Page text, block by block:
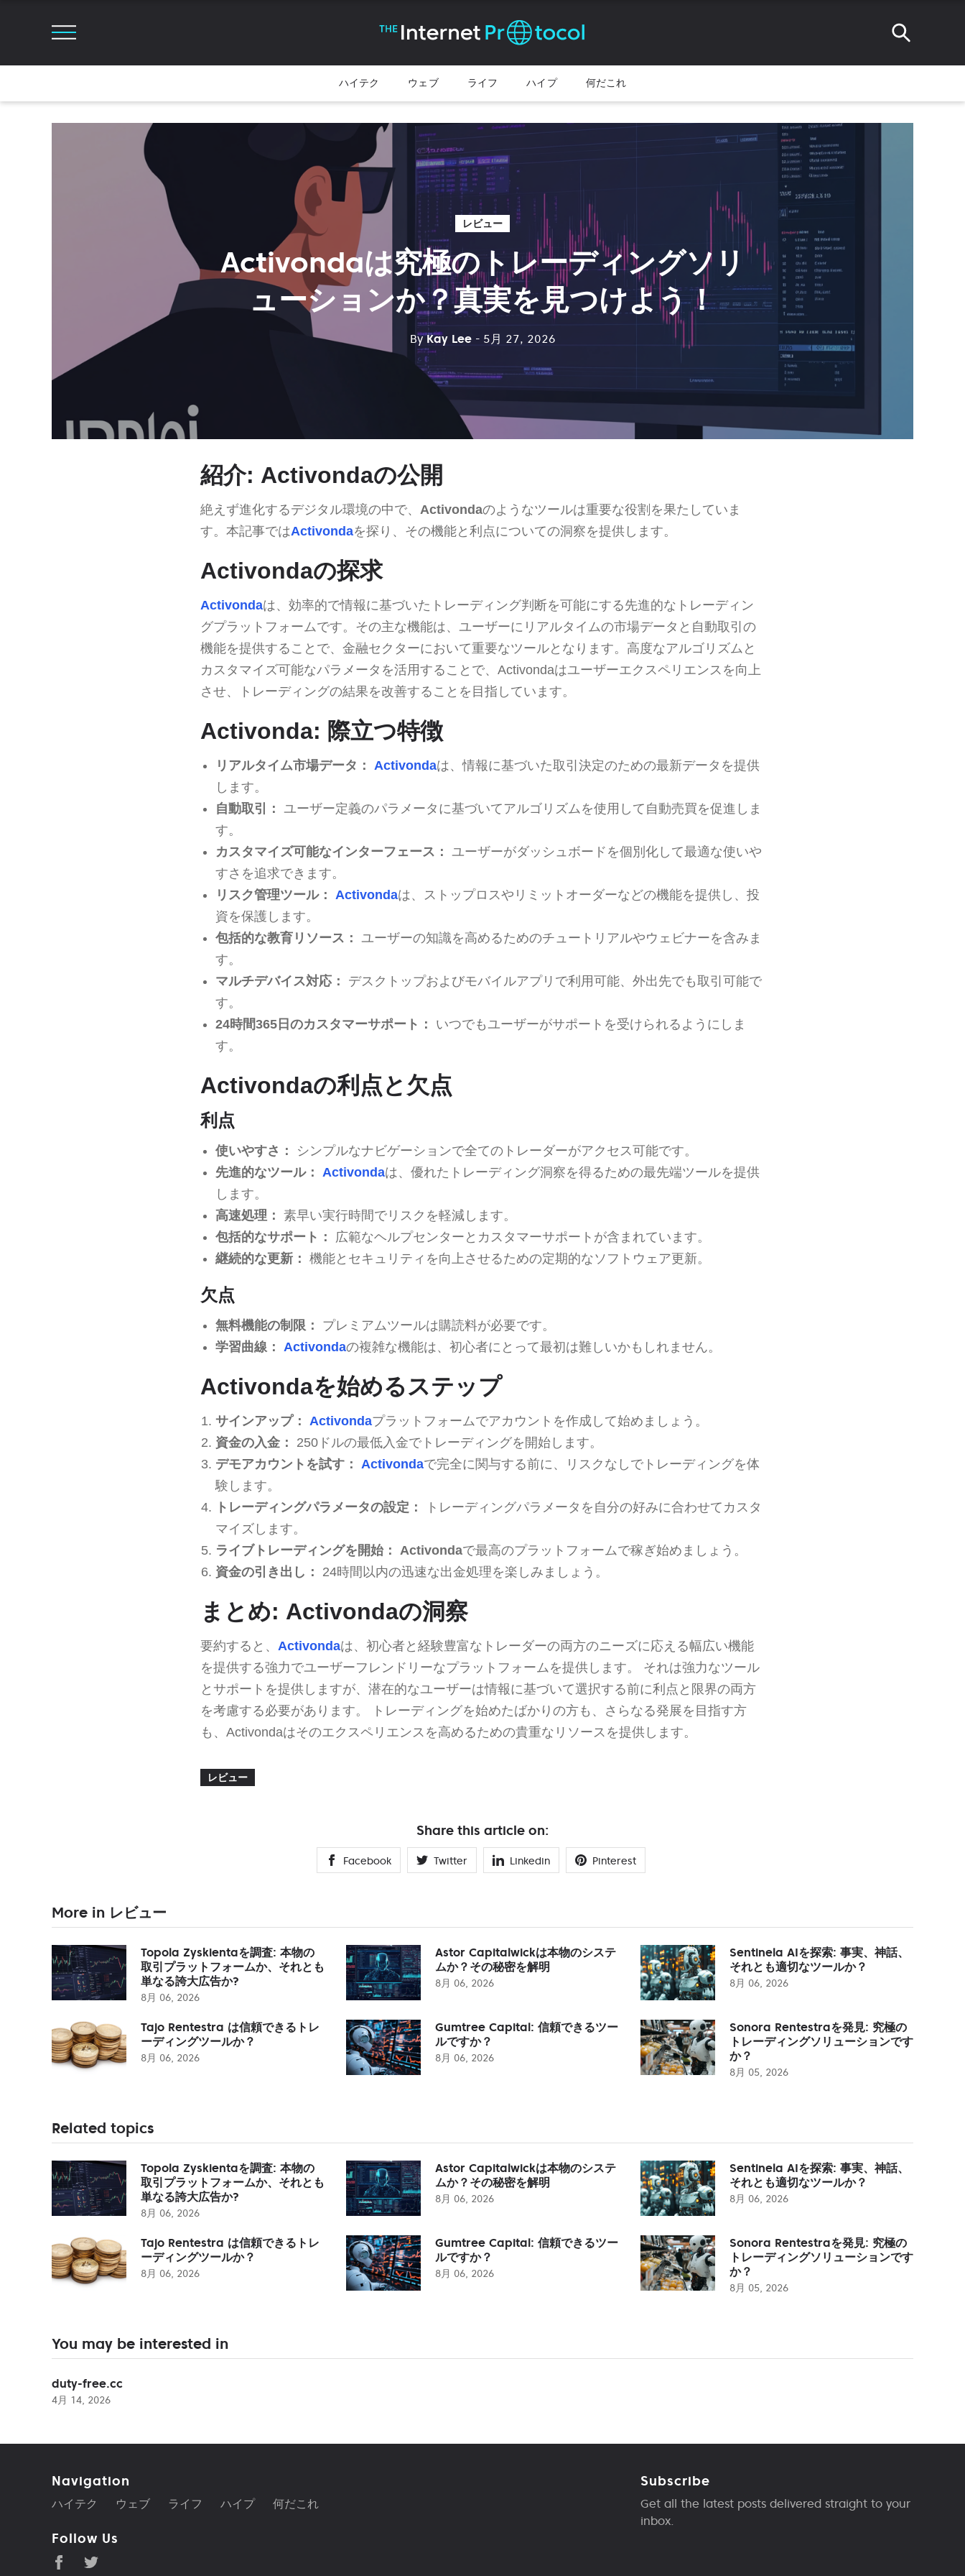
ハイテク ウェブ ライフ ハイプ 何だこれ
レビュー
Activondaは究極のトレーディングソリ
ューションか？真実を見つけよう！
ByKay Lee - 5月 27, 2026
紹介: Activondaの公開
絶えず進化するデジタル環境の中で、 Activondaのようなツールは重要な役割を果たしていま
す。本記事ではActivondaを探り、その機能と利点についての洞察を提供します。
Activondaの探求
Activondaは、効率的で情報に基づいたトレーディング判断を可能にする先進的なトレーディン
グプラットフォームです。その主な機能は、ユーザーにリアルタイムの市場データと自動取引の
機能を提供することで、金融セクターにおいて重要なツールとなります。高度なアルゴリズムと
カスタマイズ可能なパラメータを活用することで、Activondaはユーザーエクスペリエンスを向上
させ、トレーディングの結果を改善することを目指しています。
Activonda: 際立つ特徴
リアルタイム市場データ： Activondaは、情報に基づいた取引決定のための最新データを提供
します。
自動取引：
ユーザー定義のパラメータに基づいてアルゴリズムを使用して自動売買を促進しま
す。
カスタマイズ可能なインターフェース：
ユーザーがダッシュボードを個別化して最適な使いや
すさを追求できます。
リスク管理ツール：
Activondaは、ストップロスやリミットオーダーなどの機能を提供し、投
資を保護します。
包括的な教育リソース：
ユーザーの知識を高めるためのチュートリアルやウェビナーを含みま
す。
マルチデバイス対応：
デスクトップおよびモバイルアプリで利用可能、外出先でも取引可能で
す。
24時間365日のカスタマーサポート：
いつでもユーザーがサポートを受けられるようにしま
す。
Activondaの利点と欠点
利点
使いやすさ：
シンプルなナビゲーションで全てのトレーダーがアクセス可能です。
先進的なツール：
Activondaは、優れたトレーディング洞察を得るための最先端ツールを提供
します。
高速処理： 素早い実行時間でリスクを軽減します。
包括的なサポート：
広範なヘルプセンターとカスタマーサポートが含まれています。
継続的な更新： 機能とセキュリティを向上させるための定期的なソフトウェア更新。
欠点
無料機能の制限：
プレミアムツールは購読料が必要です。
学習曲線：
Activondaの複雑な機能は、初心者にとって最初は難しいかもしれません。
Activondaを始めるステップ
サインアップ： Activondaプラットフォームでアカウントを作成して始めましょう。
資金の入金：
250ドルの最低入金でトレーディングを開始します。
デモアカウントを試す：
Activondaで完全に関与する前に、リスクなしでトレーディングを体
験します。
トレーディングパラメータの設定：
トレーディングパラメータを自分の好みに合わせてカスタ
マイズします。
ライブトレーディングを開始：
Activondaで最高のプラットフォームで稼ぎ始めましょう。
資金の引き出し：
24時間以内の迅速な出金処理を楽しみましょう。
まとめ: Activondaの洞察
要約すると、 Activondaは、初心者と経験豊富なトレーダーの両方のニーズに応える幅広い機能
を提供する強力でユーザーフレンドリーなプラットフォームを提供します。 それは強力なツール
とサポートを提供しますが、潜在的なユーザーは情報に基づいて選択する前に利点と限界の両方
を考慮する必要があります。 トレーディングを始めたばかりの方も、さらなる発展を目指す方
も、Activondaはそのエクスペリエンスを高めるための貴重なリソースを提供します。
レビュー
Share this article on:
Facebook Twitter Linkedin Pinterest
More in レビュー
Topola Zyskientaを調査: 本物の
取引プラットフォームか、それとも
単なる誇大広告か?
8月 06, 2026
Astor Capitalwickは本物のシステ
ムか？その秘密を解明
8月 06, 2026
Sentinela AIを探索: 事実、神話、
それとも適切なツールか？
8月 06, 2026
Tajo Rentestra は信頼できるトレ
ーディングツールか？
8月 06, 2026
Gumtree Capital: 信頼できるツー
ルですか？
8月 06, 2026
Sonora Rentestraを発見: 究極の
トレーディングソリューションです
か？
8月 05, 2026
Related topics
Topola Zyskientaを調査: 本物の
取引プラットフォームか、それとも
単なる誇大広告か?
8月 06, 2026
Astor Capitalwickは本物のシステ
ムか？その秘密を解明
8月 06, 2026
Sentinela AIを探索: 事実、神話、
それとも適切なツールか？
8月 06, 2026
Tajo Rentestra は信頼できるトレ
ーディングツールか？
8月 06, 2026
Gumtree Capital: 信頼できるツー
ルですか？
8月 06, 2026
Sonora Rentestraを発見: 究極の
トレーディングソリューションです
か？
8月 05, 2026
You may be interested in
duty-free.cc
4月 14, 2026
Navigation
ハイテク ウェブ ライフ ハイプ 何だこれ
Follow Us
Subscribe
Get all the latest posts delivered straight to your
inbox.